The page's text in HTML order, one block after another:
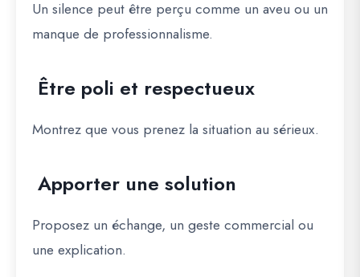
Un silence peut être perçu comme un aveu ou un
manque de professionnalisme.
Être poli et respectueux
Montrez que vous prenez la situation au sérieux.
Apporter une solution
Proposez un échange, un geste commercial ou
une explication.